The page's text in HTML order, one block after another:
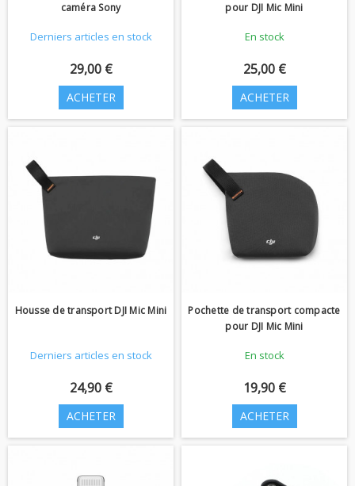
caméra Sony
Derniers articles en stock
29,00 €
ACHETER
pour DJI Mic Mini
En stock
25,00 €
ACHETER
Housse de transport DJI Mic Mini
Derniers articles en stock
24,90 €
ACHETER
Pochette de transport compacte
pour DJI Mic Mini
En stock
19,90 €
ACHETER